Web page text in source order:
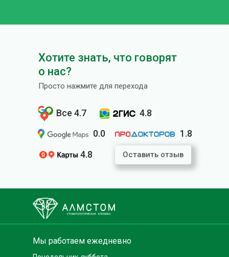
LET'S GO!
LET'S GO!
LET'S GO!
LET'S GO!
Хотите знать, что говорят
о нас?
Все 4.7
4.8
0.0
1.8
4.8
Просто нажмите для перехода
Оставить отзыв
Мы работаем ежедневно